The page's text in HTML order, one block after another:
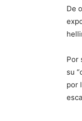
De
Por
su
por